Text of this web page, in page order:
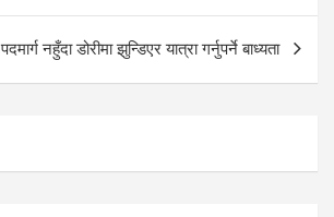
पदमार्ग नहुँदा डोरीमा झुन्डिएर यात्रा गर्नुपर्ने बाध्यता